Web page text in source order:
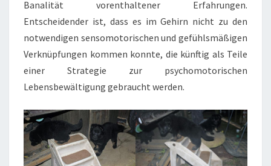
Banalität vorenthaltener Erfahrungen.
Entscheidender ist, dass es im Gehirn nicht zu den
notwendigen sensomotorischen und gefühlsmäßigen
Verknüpfungen kommen konnte, die künftig als Teile
einer Strategie zur psychomotorischen
Lebensbewältigung gebraucht werden.